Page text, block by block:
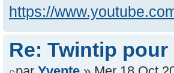
https://
Re: Twintip